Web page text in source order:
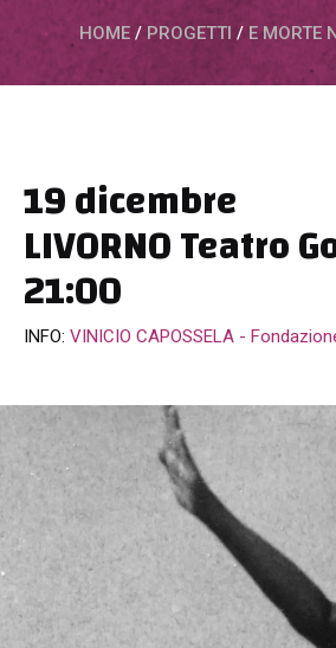
HOME / PROGETTI / E MORTE
19 dicembre
LIVORNO Teatro
21:00
INFO: VINICIO CAPOSSELA -